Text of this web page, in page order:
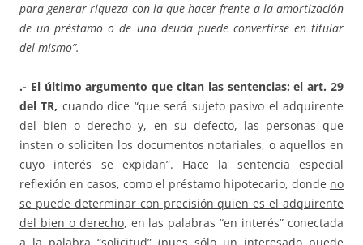
para generar riqueza con la que hacer frente a la amortización
de un préstamo o de una deuda puede convertirse en titular
del mismo”.
.- El último argumento que citan las sentencias: el art. 29
del TR, cuando dice “que será sujeto pasivo el adquirente
del bien o derecho y, en su defecto, las personas que
insten o soliciten los documentos notariales, o aquellos en
cuyo interés se expidan”. Hace la sentencia especial
reflexión en casos, como el préstamo hipotecario, donde no
se puede determinar con precisión quien es el adquirente
del bien o derecho, en las palabras “en interés” conectada